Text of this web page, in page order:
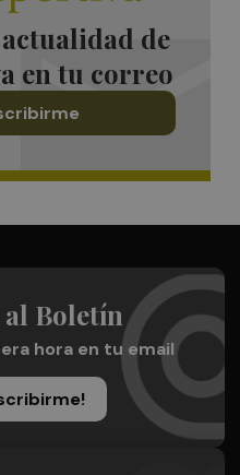
de
en tu correo
Boletín
hora en tu email